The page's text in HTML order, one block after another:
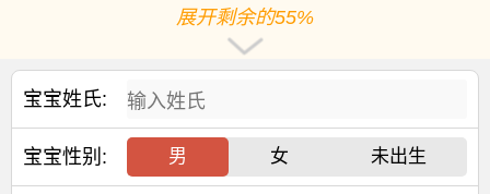
【缺水】，年命纳音五行是【天河水】，年干支为【丙
午】，日主天干为【金】
阳历2026-10-13出生，出生8年7个月0天后起运，阳历
展开剩余的55%
宝宝姓氏:
宝宝性别: 男 女 未出生